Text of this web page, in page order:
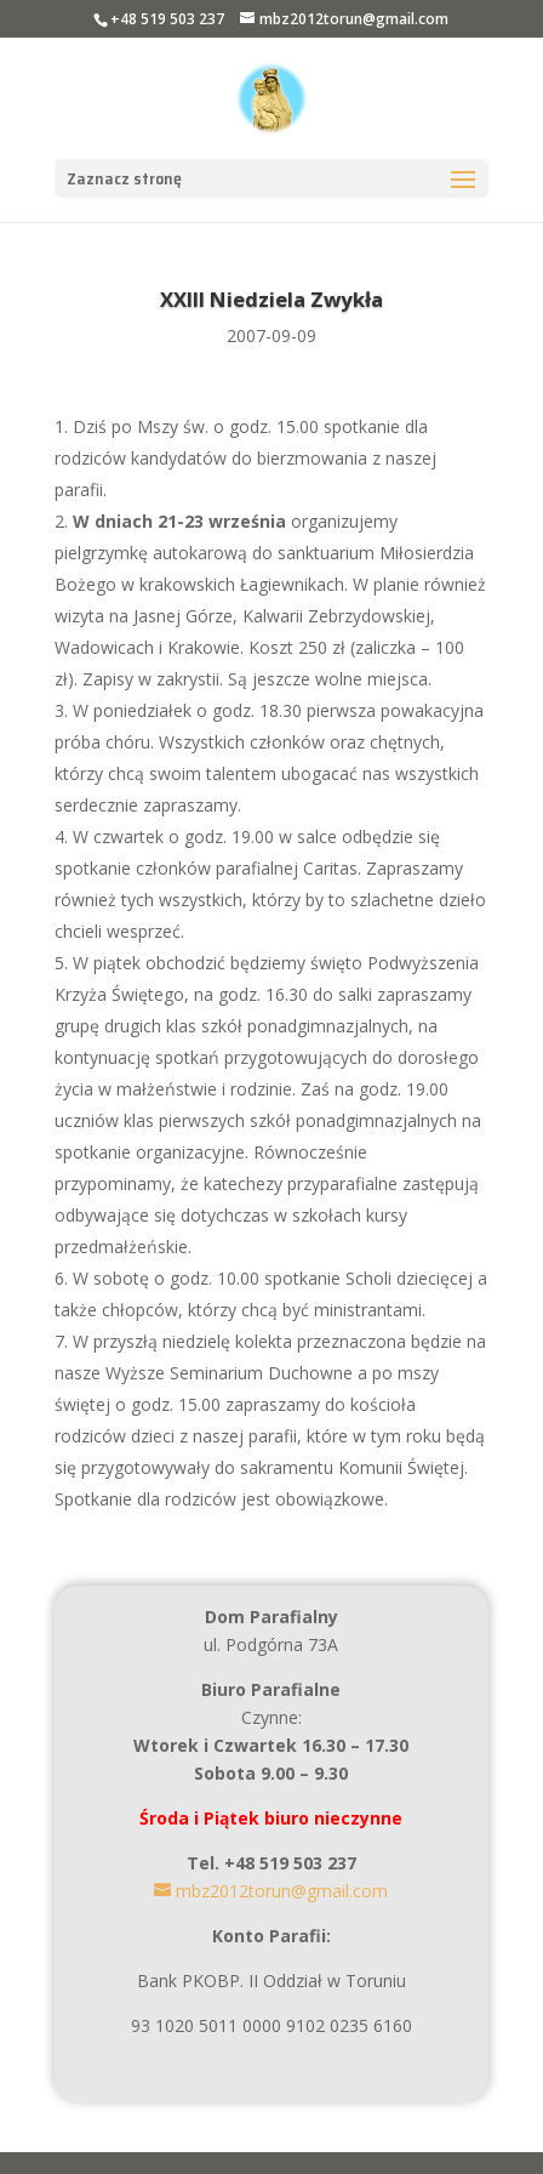
+48 519 503 237 mbz2012torun@gmail.com
Zaznacz stronę
XXIII Niedziela Zwykła
2007-09-09
Dziś po Mszy św. o godz. 15.00 spotkanie dla
rodziców kandydatów do bierzmowania z naszej
parafii.
W dniach 21-23 września organizujemy
pielgrzymkę autokarową do sanktuarium Miłosierdzia
Bożego w krakowskich Łagiewnikach. W planie również
wizyta na Jasnej Górze, Kalwarii Zebrzydowskiej,
Wadowicach i Krakowie. Koszt 250 zł (zaliczka – 100
zł). Zapisy w zakrystii. Są jeszcze wolne miejsca.
W poniedziałek o godz. 18.30 pierwsza powakacyjna
próba chóru. Wszystkich członków oraz chętnych,
którzy chcą swoim talentem ubogacać nas wszystkich
serdecznie zapraszamy.
W czwartek o godz. 19.00 w salce odbędzie się
spotkanie członków parafialnej Caritas. Zapraszamy
również tych wszystkich, którzy by to szlachetne dzieło
chcieli wesprzeć.
W piątek obchodzić będziemy święto Podwyższenia
Krzyża Świętego, na godz. 16.30 do salki zapraszamy
grupę drugich klas szkół ponadgimnazjalnych, na
kontynuację spotkań przygotowujących do dorosłego
życia w małżeństwie i rodzinie. Zaś na godz. 19.00
uczniów klas pierwszych szkół ponadgimnazjalnych na
spotkanie organizacyjne. Równocześnie
przypominamy, że katechezy przyparafialne zastępują
odbywające się dotychczas w szkołach kursy
przedmałżeńskie.
W sobotę o godz. 10.00 spotkanie Scholi dziecięcej a
także chłopców, którzy chcą być ministrantami.
W przyszłą niedzielę kolekta przeznaczona będzie na
nasze Wyższe Seminarium Duchowne a po mszy
świętej o godz. 15.00 zapraszamy do kościoła
rodziców dzieci z naszej parafii, które w tym roku będą
się przygotowywały do sakramentu Komunii Świętej.
Spotkanie dla rodziców jest obowiązkowe.
Dom Parafialny
ul. Podgórna 73A
Biuro Parafialne
Czynne:
Wtorek i Czwartek 16.30 – 17.30
Sobota 9.00 – 9.30
Środa i Piątek biuro nieczynne
Tel. +48 519 503 237
mbz2012torun@gmail.com
Konto Parafii:
Bank PKOBP. II Oddział w Toruniu
93 1020 5011 0000 9102 0235 6160